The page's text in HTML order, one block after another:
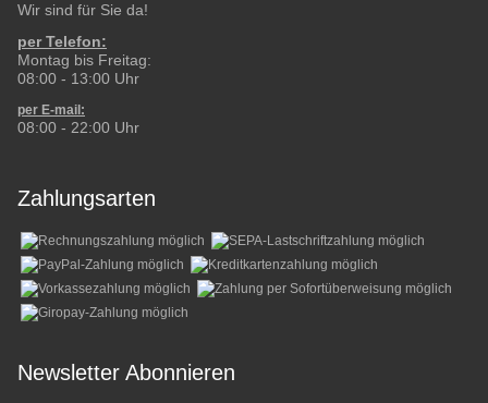
Wir sind für Sie da!
per Telefon:
Montag bis Freitag:
08:00 - 13:00 Uhr
per E-mail:
08:00 - 22:00 Uhr
Zahlungsarten
Newsletter Abonnieren